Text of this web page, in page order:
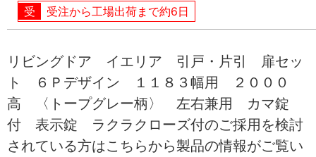
受注から工場出荷まで約6日
リビングドア イエリア 引戸・片引 扉セッ
ト ６Ｐデザイン １１８３幅用 ２０００
高 〈トープグレー柄〉 左右兼用 カマ錠
付 表示錠 ラクラクローズ付のご採用を検討
されている方はこちらから製品の情報がご覧い